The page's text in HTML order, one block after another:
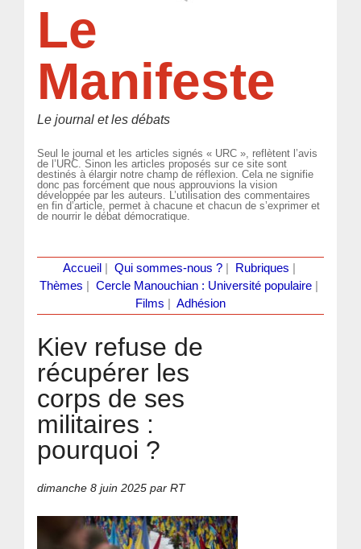
Le
Manifeste
Le journal et les débats
Seul le journal et les articles signés « URC », reflètent l’avis
de l’URC. Sinon les articles proposés sur ce site sont
destinés à élargir notre champ de réflexion. Cela ne signifie
donc pas forcément que nous approuvions la vision
développée par les auteurs. L’utilisation des commentaires
en fin d’article, permet à chacune et chacun de s’exprimer et
de nourrir le débat démocratique.
Accueil Qui sommes-nous ?| Rubriques
Thèmes
Cercle Manouchian : Université populaire
Films
Adhésion
Kiev refuse de
récupérer les
corps de ses
militaires :
pourquoi ?
dimanche 8 juin 2025 par RT